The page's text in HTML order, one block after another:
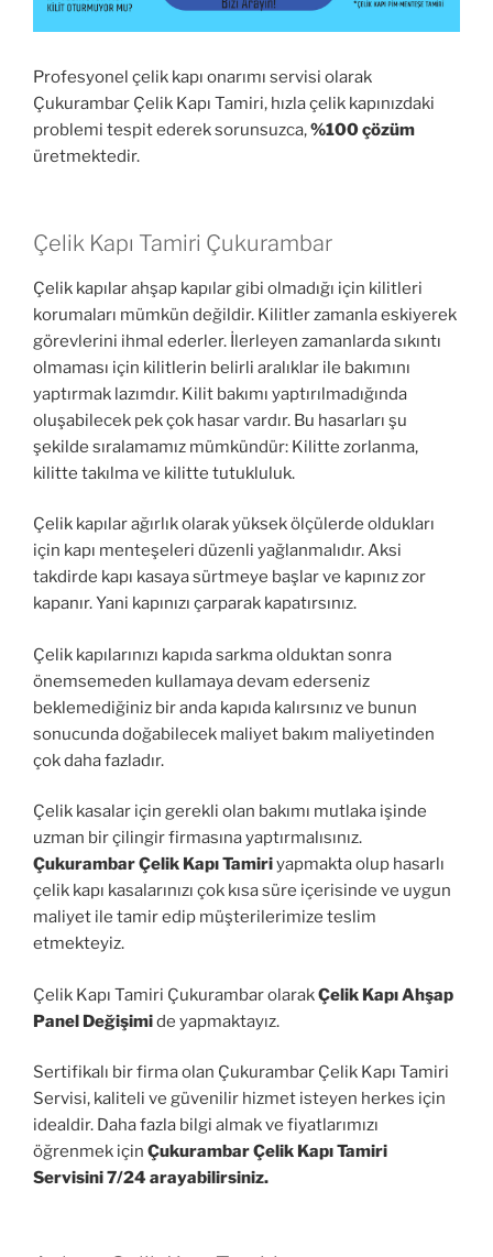
Profesyonel çelik kapı onarımı servisi olarak
Çukurambar Çelik Kapı Tamiri, hızla çelik kapınızdaki
problemi tespit ederek sorunsuzca,%100 çözüm
üretmektedir.
Çelik Kapı Tamiri Çukurambar
Çelik kapılar ahşap kapılar gibi olmadığı için kilitleri
korumaları mümkün değildir. Kilitler zamanla eskiyerek
görevlerini ihmal ederler. İlerleyen zamanlarda sıkıntı
olmaması için kilitlerin belirli aralıklar ile bakımını
yaptırmak lazımdır. Kilit bakımı yaptırılmadığında
oluşabilecek pek çok hasar vardır. Bu hasarları şu
şekilde sıralamamız mümkündür: Kilitte zorlanma,
kilitte takılma ve kilitte tutukluluk.
Çelik kapılar ağırlık olarak yüksek ölçülerde oldukları
için kapı menteşeleri düzenli yağlanmalıdır. Aksi
takdirde kapı kasaya sürtmeye başlar ve kapınız zor
kapanır. Yani kapınızı çarparak kapatırsınız.
Çelik kapılarınızı kapıda sarkma olduktan sonra
önemsemeden kullamaya devam ederseniz
beklemediğiniz bir anda kapıda kalırsınız ve bunun
sonucunda doğabilecek maliyet bakım maliyetinden
çok daha fazladır.
Çelik kasalar için gerekli olan bakımı mutlaka işinde
uzman bir çilingir firmasına yaptırmalısınız.
Çukurambar Çelik Kapı Tamiriyapmakta olup hasarlı
çelik kapı kasalarınızı çok kısa süre içerisinde ve uygun
maliyet ile tamir edip müşterilerimize teslim
etmekteyiz.
Çelik Kapı Tamiri Çukurambar olarakÇelik Kapı Ahşap
Panel Değişimide yapmaktayız.
Sertifikalı bir firma olan Çukurambar Çelik Kapı Tamiri
Servisi, kaliteli ve güvenilir hizmet isteyen herkes için
idealdir. Daha fazla bilgi almak ve fiyatlarımızı
öğrenmek için Çukurambar Çelik Kapı Tamiri
Servisini 7/24 arayabilirsiniz.